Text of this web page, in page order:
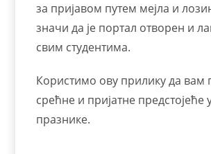
за пријавом путем мејла и
значи да је портал отворен и
свим студентима.
Користимо ову прилику да
срећне и пријатне
празнике.